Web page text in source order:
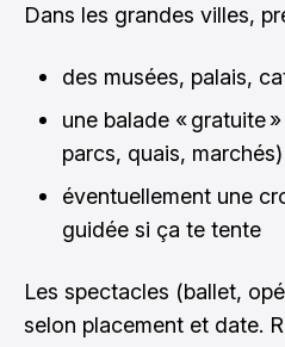
Dans les grandes villes,
des musées, palais,
une balade « gratuite
parcs, quais, marchés)
éventuellement une
guidée si ça te tente
Les spectacles (ballet,
selon placement et date.